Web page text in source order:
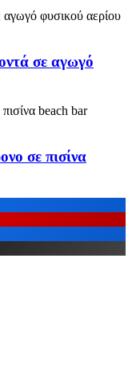
σε αγωγό
σε πισίνα